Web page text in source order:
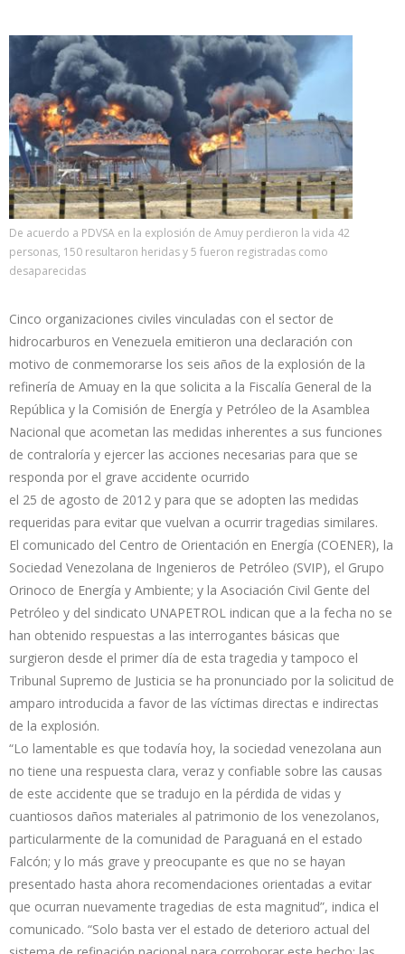
De acuerdo a PDVSA en la explosión de Amuy perdieron la vida 42
personas, 150 resultaron heridas y 5 fueron registradas como
desaparecidas
Cinco organizaciones civiles vinculadas con el sector de
hidrocarburos en Venezuela emitieron una declaración con
motivo de conmemorarse los seis años de la explosión de la
refinería de Amuay en la que solicita a la Fiscalía General de la
República y la Comisión de Energía y Petróleo de la Asamblea
Nacional que acometan las medidas inherentes a sus funciones
de contraloría y ejercer las acciones necesarias para que se
responda por el grave accidente ocurrido
el 25 de agosto de 2012 y para que se adopten las medidas
requeridas para evitar que vuelvan a ocurrir tragedias similares.
El comunicado del Centro de Orientación en Energía (COENER), la
Sociedad Venezolana de Ingenieros de Petróleo (SVIP), el Grupo
Orinoco de Energía y Ambiente; y la Asociación Civil Gente del
Petróleo y del sindicato UNAPETROL indican que a la fecha no se
han obtenido respuestas a las interrogantes básicas que
surgieron desde el primer día de esta tragedia y tampoco el
Tribunal Supremo de Justicia se ha pronunciado por la solicitud de
amparo introducida a favor de las víctimas directas e indirectas
de la explosión.
“Lo lamentable es que todavía hoy, la sociedad venezolana aun
no tiene una respuesta clara, veraz y confiable sobre las causas
de este accidente que se tradujo en la pérdida de vidas y
cuantiosos daños materiales al patrimonio de los venezolanos,
particularmente de la comunidad de Paraguaná en el estado
Falcón; y lo más grave y preocupante es que no se hayan
presentado hasta ahora recomendaciones orientadas a evitar
que ocurran nuevamente tragedias de esta magnitud”, indica el
comunicado. “Solo basta ver el estado de deterioro actual del